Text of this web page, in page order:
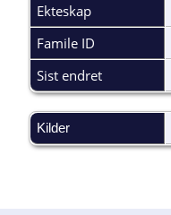
Ekteskap
Famile ID
Sist endret
Kilder